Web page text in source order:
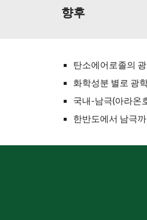
향후
탄소에어로졸의
화학성분 별로 광
국내-남극(아라온
한반도에서 남극